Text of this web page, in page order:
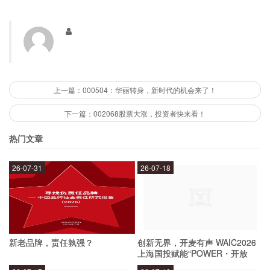
争力。同时，该公司在过去几年中也进行了一系列
重组和调整，使其业务板块更加合理和优化。此
场空间也在逐渐扩大，因此，该股票具备一定的投
资价值。
但需要注意的是，该股票的投资风险也不可忽视。
首先，随着国内经济的下行压力不断加大，化工行
业的竞争也将更加激烈，对企业的盈利能力带来一
定的挑战。其次，该股票的成交量较低，流动性不
足，存在较大的风险。
000850股票分析：风险提示
上一篇：000504：华丽转身，新时代的机会来了！
下一篇：002068股票大涨，投资者快来看！
热门文章
新老品牌，责任孰强？
26-07-31
创新无界，开麦有声 WAIC2026
上海国投赋能“POWER・开放
麦”专场成功举办
26-07-18